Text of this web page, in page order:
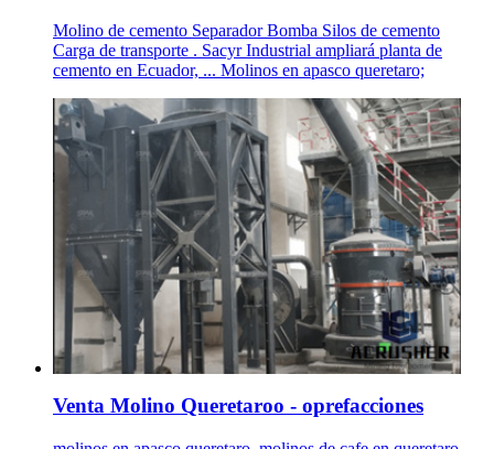
Molino de cemento Separador Bomba Silos de cemento
Carga de transporte . Sacyr Industrial ampliará planta de
cemento en Ecuador, ... Molinos en apasco queretaro;
Venta Molino Queretaroo - oprefacciones